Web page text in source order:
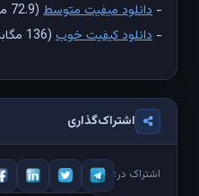
- دانلود میفیت متوسط (72.9 مگابایت)
- دانلود کیفیت خوب (136 مگابایت)
اشتراک‌گذاری
اشتراک در: